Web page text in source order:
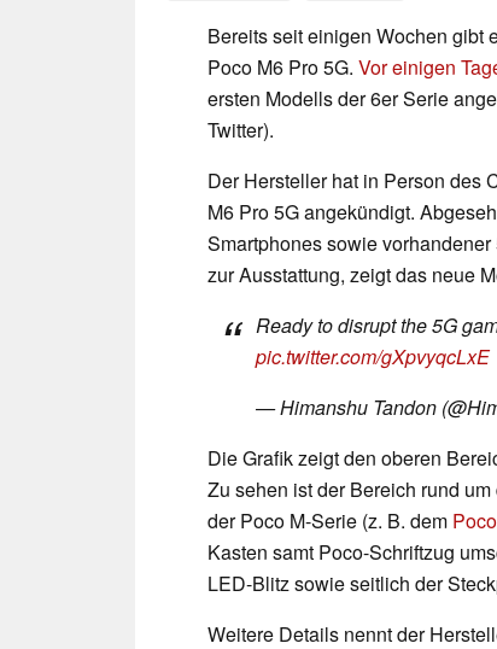
Bereits seit einigen Wochen gibt
Poco M6 Pro 5G. Vor einigen
ersten Modells der 6er Serie
Twitter).
Der Hersteller hat in Person des
M6 Pro 5G angekündigt.
Smartphones sowie
zur Ausstattung, zeigt das neue
Ready to disrupt the 5G
pic.twitter.com/gXpvyqcLxE
— Himanshu Tandon
Die Grafik zeigt den oberen
Zu sehen ist der Bereich rund
der Poco M-Serie (z. B. dem
Kasten samt Poco-Schriftzug
LED-Blitz sowie seitlich der
Weitere Details nennt der